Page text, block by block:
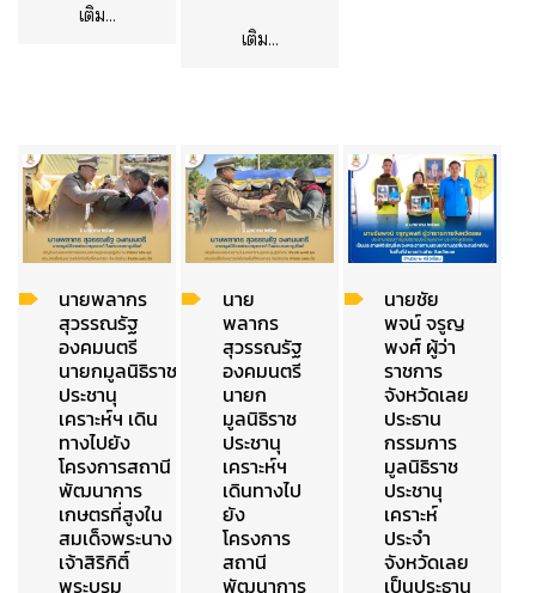
เติม...
เติม...
นายพลากร
สุวรรณรัฐ
องคมนตรี
นายกมูลนิธิราช
ประชานุ
เคราะห์ฯ เดิน
ทางไปยัง
โครงการสถานี
พัฒนาการ
เกษตรที่สูงใน
สมเด็จพระนาง
เจ้าสิริกิติ์
พระบรม
นาย
พลากร
สุวรรณรัฐ
องคมนตรี
นายก
มูลนิธิราช
ประชานุ
เคราะห์ฯ
เดินทางไป
ยัง
โครงการ
สถานี
พัฒนาการ
นายชัย
พจน์ จรูญ
พงศ์ ผู้ว่า
ราชการ
จังหวัดเลย
ประธาน
กรรมการ
มูลนิธิราช
ประชานุ
เคราะห์
ประจำ
จังหวัดเลย
เป็นประธาน